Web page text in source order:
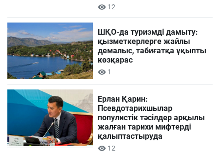
12
ШҚО-да туризмді дамыту:
қызметкерлерге жайлы
демалыс, табиғатқа ұқыпты
көзқарас
1
Ерлан Қарин:
Псевдотарихшылар
популистік тәсілдер арқылы
жалған тарихи мифтерді
қалыптастыруда
12